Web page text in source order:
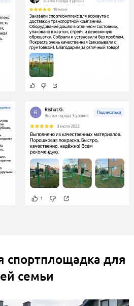
спортплощадка для
семьи